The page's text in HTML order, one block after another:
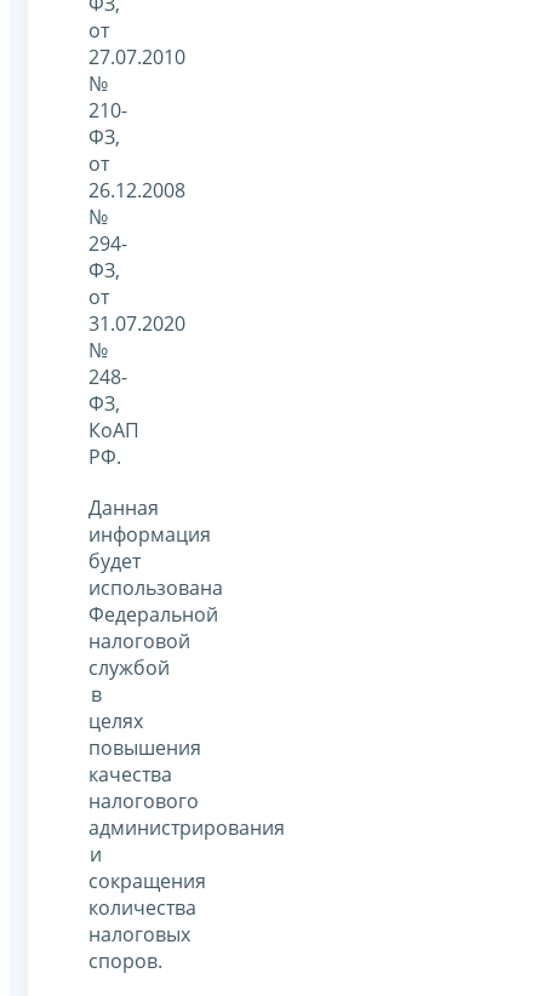
от
27.07.2010
№
210-
ФЗ,
от
26.12.2008
№
294-
ФЗ,
от
31.07.2020
№
248-
ФЗ,
КоАП
РФ.
Данная
информация
будет
использована
Федеральной
налоговой
службой
в
целях
повышения
качества
налогового
администрирования
и
сокращения
количества
налоговых
споров.